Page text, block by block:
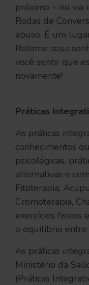
próximo – ou via
Rodas de
abuso. É um
Retome seus
você sentir que
novamente!
Práticas
As práticas
conhecimentos
psicológicas,
alternativas e
Fitoterapia,
Cromoterapia,
exercícios físicos
o equilíbrio entre
As práticas
Ministério da
(Práticas